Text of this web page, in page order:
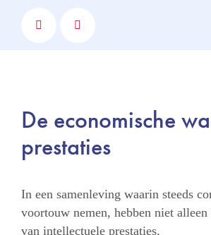
De economische
prestaties
In een samenleving waarin steeds
voortouw nemen, hebben niet
van intellectuele prestaties.